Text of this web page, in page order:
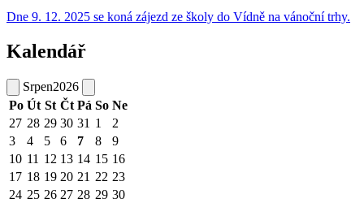
Dne 9. 12. 2025 se koná zájezd ze školy do Vídně na vánoční trhy.
Kalendář
Srpen2026
Po Út St Čt Pá So Ne
27 28 29 30 31 1
2
3
4 5 6 7 8
9
10 11 12 13 14 15 16
17 18 19 20 21 22 23
24 25 26 27 28 29 30